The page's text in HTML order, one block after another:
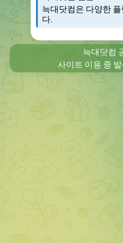
늑대닷컴은 다양한
다.
늑대닷컴